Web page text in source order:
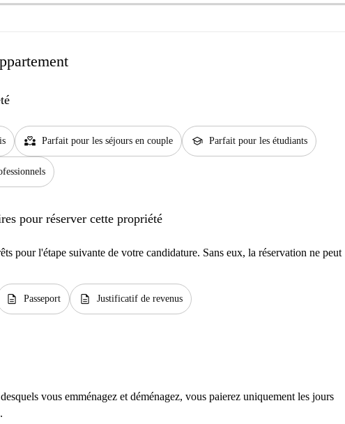
partner_heart Parfait pour les séjours en couple school Parfait pour les étudiants
pour réserver cette propriété
pour l'étape suivante de votre candidature. Sans eux, la réservation ne peut
description Passeport description Justificatif de revenus
vous emménagez et déménagez, vous paierez uniquement les jours